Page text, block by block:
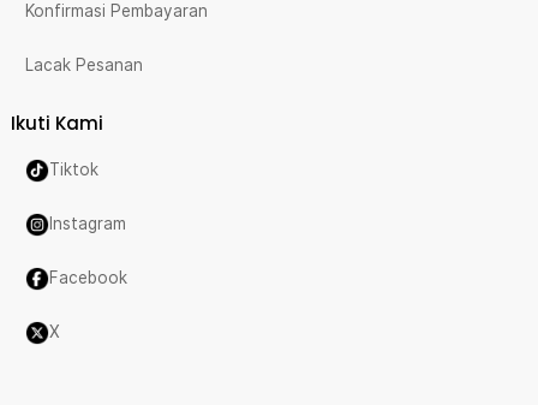
Konfirmasi Pembayaran
Lacak Pesanan
Ikuti Kami
Tiktok
Instagram
Facebook
X